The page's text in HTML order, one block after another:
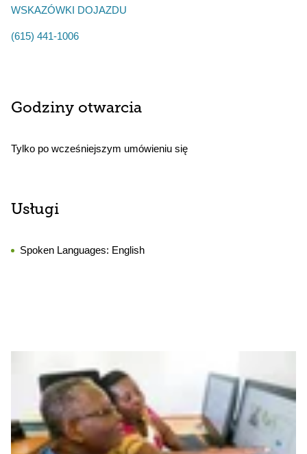
WSKAZÓWKI DOJAZDU
(615) 441-1006
Godziny otwarcia
Tylko po wcześniejszym umówieniu się
Usługi
Spoken Languages: English